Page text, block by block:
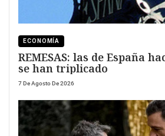
ECONOMÍA
REMESAS: las de España
se han triplicado
7 De Agosto De 2026